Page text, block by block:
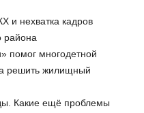
и нехватка кадров
района
помог многодетной
решить жилищный
Какие ещё проблемы